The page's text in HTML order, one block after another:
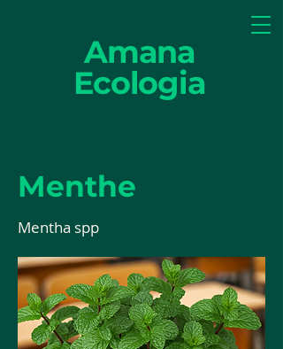
Amana
Ecologia
Menthe
Mentha spp